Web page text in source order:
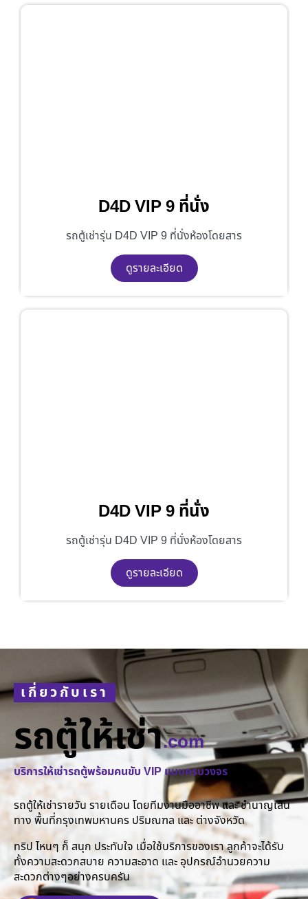
D4D VIP 9 ที่นั่ง
รถตู้เช่ารุ่น D4D VIP 9 ที่นั่งห้องโดยสาร
ดูรายละเอียด
D4D VIP 9 ที่นั่ง
รถตู้เช่ารุ่น D4D VIP 9 ที่นั่งห้องโดยสาร
ดูรายละเอียด
เกี่ยวกับเรา
รถตู้ให้เช่า.com
บริการให้เช่ารถตู้พร้อมคนขับ VIP แบบครบวงจร
รถตู้ให้เช่ารายวัน รายเดือน โดยทีมงานมืออาชีพ และ ชำนาญเส้น
ทาง พื้นที่กรุงเทพมหานคร ปริมณฑล และ ต่างจังหวัด
ทริป ไหนๆ ก็ สนุก ประทับใจ เมื่อใช้บริการของเรา ลูกค้าจะได้รับ
ทั้งความสะดวกสบาย ความสะอาด และ อุปกรณ์อำนวยความ
สะดวกต่างๆอย่างครบครัน